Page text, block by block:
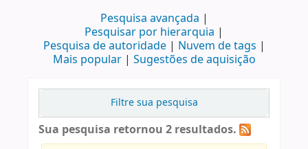
Pesquisa avançada
Pesquisar por hierarquia
Pesquisa de autoridade
Nuvem de tags
Mais popular
Sugestões de aquisição
Filtre sua pesquisa
Sua pesquisa retornou 2 resultados.